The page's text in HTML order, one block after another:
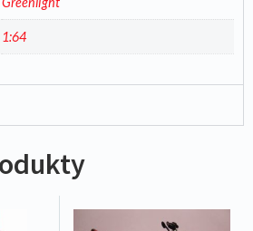
1:64